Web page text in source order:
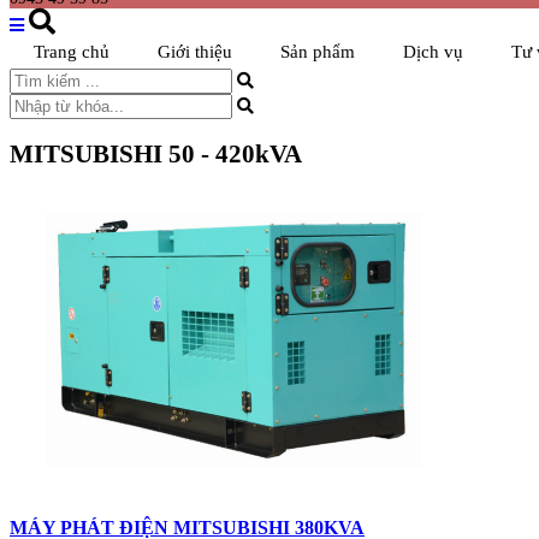
Trang chủ Giới thiệu Sản phẩm Dịch vụ Tư
MITSUBISHI 50 - 420kVA
MÁY PHÁT ĐIỆN MITSUBISHI 380KVA